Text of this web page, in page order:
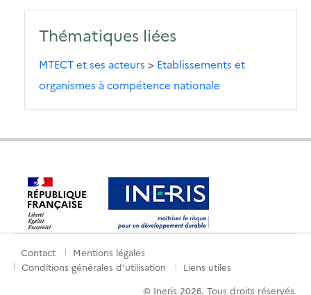
Thématiques liées
MTECT et ses acteurs > Etablissements et
organismes à compétence nationale
Menu
Contact
Mentions légales
Conditions générales d'utilisation
Liens utiles
© Ineris 2026. Tous droits réservés.